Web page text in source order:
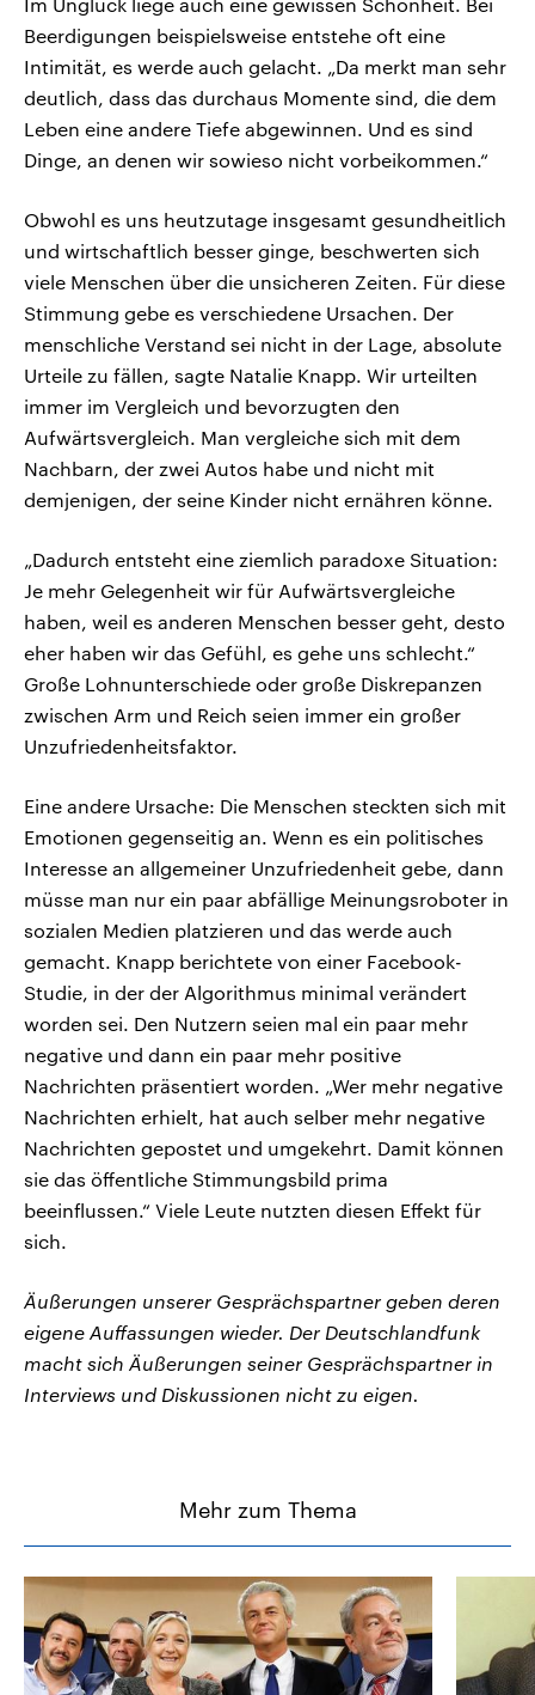
Im Unglück liege auch eine gewissen Schönheit. Bei
Beerdigungen beispielsweise entstehe oft eine
Intimität, es werde auch gelacht. „Da merkt man sehr
deutlich, dass das durchaus Momente sind, die dem
Leben eine andere Tiefe abgewinnen. Und es sind
Dinge, an denen wir sowieso nicht vorbeikommen.“
Obwohl es uns heutzutage insgesamt gesundheitlich
und wirtschaftlich besser ginge, beschwerten sich
viele Menschen über die unsicheren Zeiten. Für diese
Stimmung gebe es verschiedene Ursachen. Der
menschliche Verstand sei nicht in der Lage, absolute
Urteile zu fällen, sagte Natalie Knapp. Wir urteilten
immer im Vergleich und bevorzugten den
Aufwärtsvergleich. Man vergleiche sich mit dem
Nachbarn, der zwei Autos habe und nicht mit
demjenigen, der seine Kinder nicht ernähren könne.
„Dadurch entsteht eine ziemlich paradoxe Situation:
Je mehr Gelegenheit wir für Aufwärtsvergleiche
haben, weil es anderen Menschen besser geht, desto
eher haben wir das Gefühl, es gehe uns schlecht.“
Große Lohnunterschiede oder große Diskrepanzen
zwischen Arm und Reich seien immer ein großer
Unzufriedenheitsfaktor.
Eine andere Ursache: Die Menschen steckten sich mit
Emotionen gegenseitig an. Wenn es ein politisches
Interesse an allgemeiner Unzufriedenheit gebe, dann
müsse man nur ein paar abfällige Meinungsroboter in
sozialen Medien platzieren und das werde auch
gemacht. Knapp berichtete von einer Facebook-
Studie, in der der Algorithmus minimal verändert
worden sei. Den Nutzern seien mal ein paar mehr
negative und dann ein paar mehr positive
Nachrichten präsentiert worden. „Wer mehr negative
Nachrichten erhielt, hat auch selber mehr negative
Nachrichten gepostet und umgekehrt. Damit können
sie das öffentliche Stimmungsbild prima
beeinflussen.“ Viele Leute nutzten diesen Effekt für
sich.
Äußerungen unserer Gesprächspartner geben deren
eigene Auffassungen wieder. Der Deutschlandfunk
macht sich Äußerungen seiner Gesprächspartner in
Interviews und Diskussionen nicht zu eigen.
Mehr zum Thema